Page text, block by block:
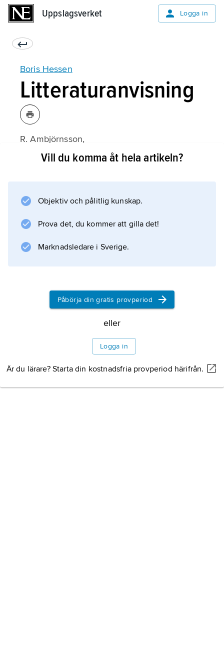
Uppslagsverket Logga in
Boris Hessen
Litteraturanvisning
R. Ambjörnsson,
Idé och lärdom
Vill du komma åt hela artikeln?
Objektiv och pålitlig kunskap.
Prova det, du kommer att gilla det!
Marknadsledare i Sverige.
Påbörja din gratis provperiod
eller
Logga in
Är du lärare? Starta din kostnadsfria provperiod härifrån.